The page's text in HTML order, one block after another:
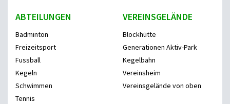
ABTEILUNGEN
Badminton
Freizeitsport
Fussball
Kegeln
Schwimmen
Tennis
VEREINSGELÄNDE
Blockhütte
Generationen Aktiv-Park
Kegelbahn
Vereinsheim
Vereinsgelände von oben